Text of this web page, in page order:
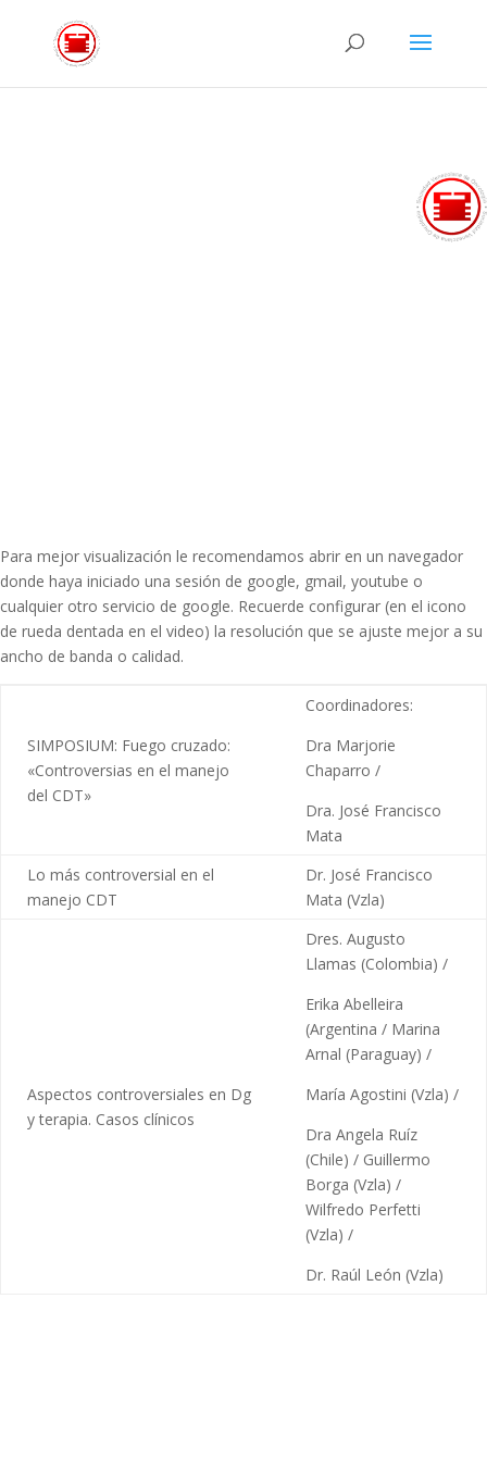
Para mejor visualización le recomendamos abrir en un navegador
donde haya iniciado una sesión de google, gmail, youtube o
cualquier otro servicio de google. Recuerde configurar (en el icono
de rueda dentada en el video) la resolución que se ajuste mejor a su
ancho de banda o calidad.
SIMPOSIUM: Fuego cruzado:
«Controversias en el manejo
del CDT»
Coordinadores:
Dra Marjorie
Chaparro /
Dra. José Francisco
Mata
Lo más controversial en el
manejo CDT
Dr. José Francisco
Mata (Vzla)
Aspectos controversiales en Dg
y terapia. Casos clínicos
Dres. Augusto
Llamas (Colombia) /
Erika Abelleira
(Argentina / Marina
Arnal (Paraguay) /
María Agostini (Vzla) /
Dra Angela Ruíz
(Chile) / Guillermo
Borga (Vzla) /
Wilfredo Perfetti
(Vzla) /
Dr. Raúl León (Vzla)